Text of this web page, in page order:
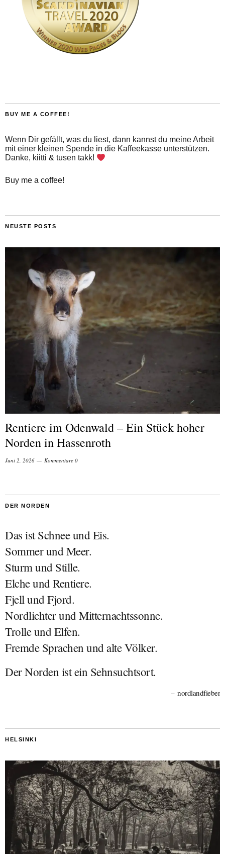
BUY ME A COFFEE!
Wenn Dir gefällt, was du liest, dann kannst du meine Arbeit
mit einer kleinen Spende in die Kaffeekasse unterstützen.
Danke, kiitti & tusen takk!
Buy me a coffee!
NEUSTE POSTS
Rentiere im Odenwald – Ein Stück hoher
Norden in Hassenroth
Juni 2, 2026 Kommentare 0
DER NORDEN
Das ist Schnee und Eis.
Sommer und Meer.
Sturm und Stille.
Elche und Rentiere.
Fjell und Fjord.
Nordlichter und Mitternachtssonne.
Trolle und Elfen.
Fremde Sprachen und alte Völker.
Der Norden ist ein Sehnsuchtsort.
nordlandfieber
HELSINKI